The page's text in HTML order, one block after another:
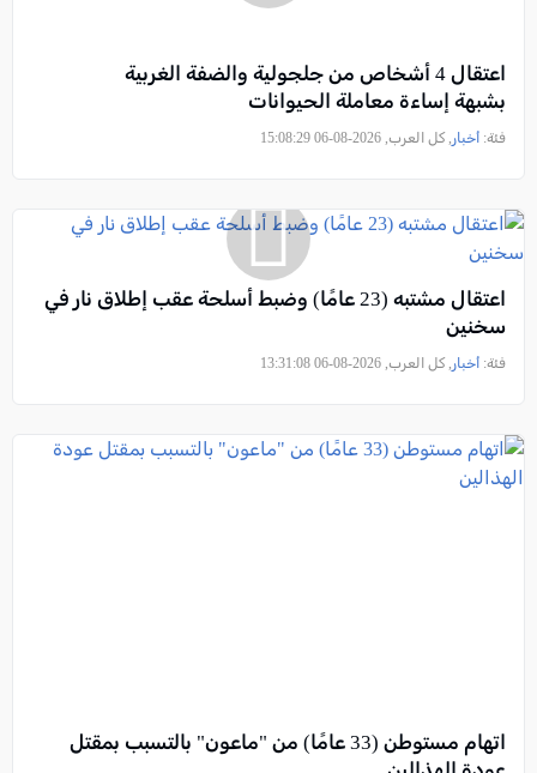
اعتقال 4 أشخاص من جلجولية والضفة الغربية
بشبهة إساءة معاملة الحيوانات
فئة: أخبار , كل العرب, 2026-08-06 15:08:29
اعتقال مشتبه (23 عامًا) وضبط أسلحة عقب إطلاق نار في
سخنين
فئة: أخبار , كل العرب, 2026-08-06 13:31:08
اتهام مستوطن (33 عامًا) من "ماعون" بالتسبب بمقتل